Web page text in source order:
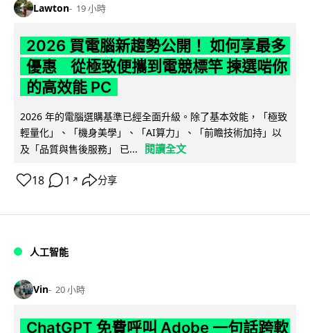
Lawton 19 小時
2026 買電腦新趨勢公開！ 如何享最多
優惠 從極致便攜到電競標竿 揀選啱你
的高效能 PC
2026 年的電腦選購基準已經全面升級。除了基本效能，「極致
輕量化」、「機身美學」、「AI算力」、「前瞻技術加持」以
及「品質與售後服務」 已...
閱讀全文
18 1 ↗ 分享
人工智能
Vin 20 小時
ChatGPT 免費呼叫 Adobe 一句話跨軟